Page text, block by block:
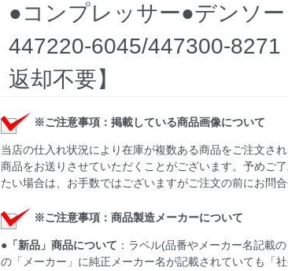
●コンプレッサー●デンソ
447220-6045/447300-
返却不要】
※ご注意事項：掲載している商品画像について
当店の仕入れ状況により在庫が複数ある商品をご注文さ
商品をお送りさせていただくことがございます。予めご
たい場合は、お手数ではございますがご注文の前にお問合
※ご注意事項：商品製造メーカーについて
● 「新品」商品について ：ラベル(品番やメーカー名記載
の「メーカー」に純正メーカー名が記載されていても「社